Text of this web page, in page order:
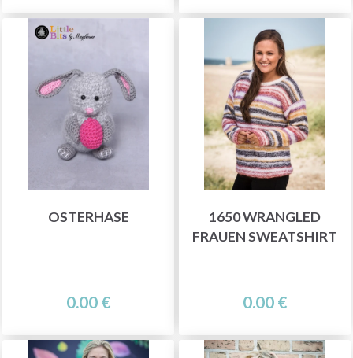
OSTERHASE
0.00 €
1650 WRANGLED
FRAUEN SWEATSHIRT
0.00 €